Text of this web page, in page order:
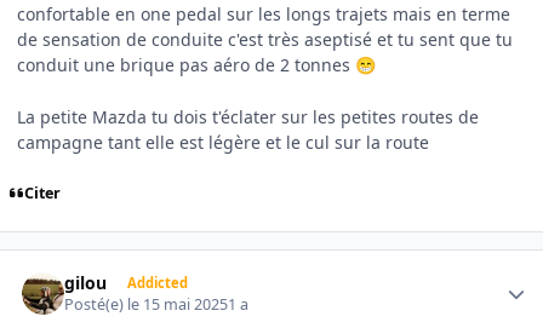
confortable en one pedal sur les longs trajets mais en terme
de sensation de conduite c'est très aseptisé et tu sent que tu
conduit une brique pas aéro de 2 tonnes 😁
La petite Mazda tu dois t'éclater sur les petites routes de
campagne tant elle est légère et le cul sur la route
Citer
gilou Addicted
Posté(e) le 15 mai 20251 a